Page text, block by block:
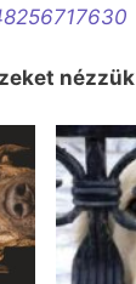
nézzük